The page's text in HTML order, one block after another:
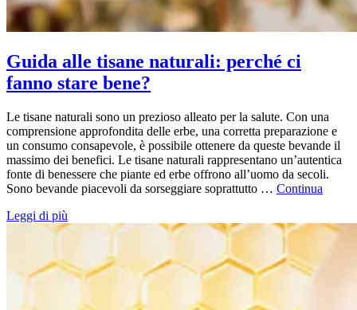
Guida alle tisane naturali: perché ci
fanno stare bene?
Le tisane naturali sono un prezioso alleato per la salute. Con una
comprensione approfondita delle erbe, una corretta preparazione e
un consumo consapevole, è possibile ottenere da queste bevande il
massimo dei benefici. Le tisane naturali rappresentano un’autentica
fonte di benessere che piante ed erbe offrono all’uomo da secoli.
Sono bevande piacevoli da sorseggiare soprattutto … Continua
Leggi di più